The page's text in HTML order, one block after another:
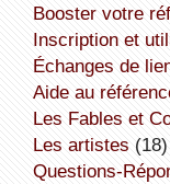
booster votre
inscription et
échanges de
aide au
Les Fables et
Les artistes (18)
Questions-